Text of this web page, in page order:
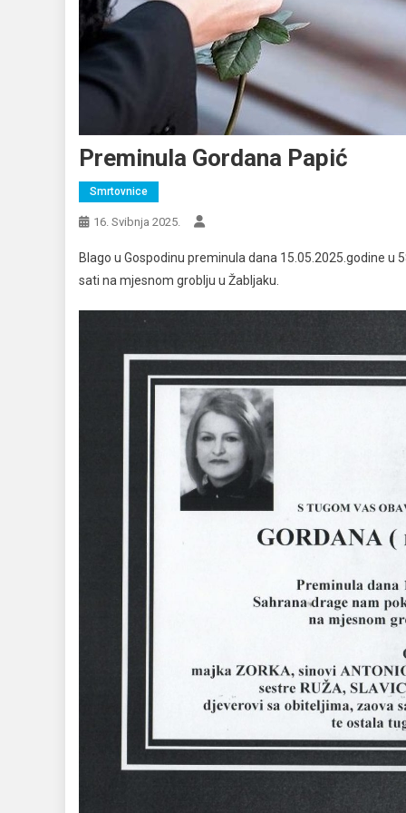
Preminula Gordana Papić
Smrtovnice
16. Svibnja 2025.
Blago u Gospodinu preminula dana 15.05.2025.godine u
sati na mjesnom groblju u Žabljaku.